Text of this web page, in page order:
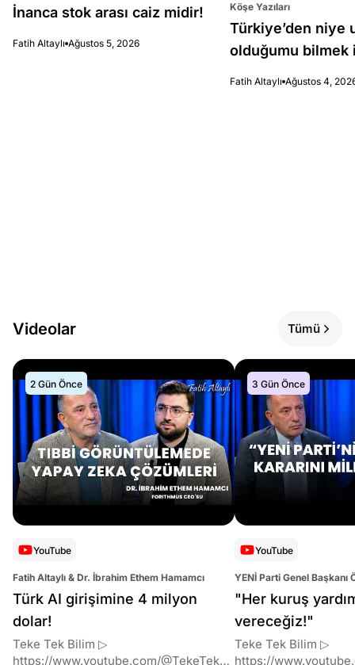
İnanca stok arası caiz midir!
Fatih Altaylı Ağustos 5, 2026
Köşe Yazıları
Türkiye’den niye
olduğumu bilmek
Fatih Altaylı Ağustos 4,
Videolar Tümü
2 Gün Önce
YouTube
Fatih Altaylı & Dr. İbrahim Ethem Hamamcı
Türk AI girişimine 4 milyon
dolar!
Teke Tek Bilim ▷
https://www.youtube.com/@TekeTekBil
3 Gün Önce
YouTube
YENİ Parti Genel Başkanı
Altaylı
"Her kuruş
vereceğiz!"
Teke Tek Bilim ▷
https://